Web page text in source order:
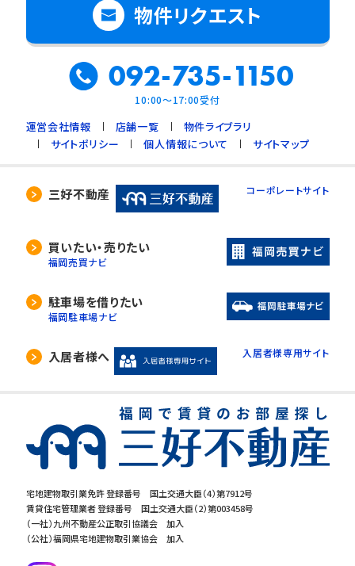
宅地建物取引業免許 登録番号 国土交通大臣（4）第7912号
賃貸住宅管理業者 登録番号 国土交通大臣（2）第003458号
（一社）九州不動産公正取引協議会 加入
（公社）福岡県宅地建物取引業協会 加入
物件リクエスト
092-735-1150
10:00～17:00受付
運営会社情報 店舗一覧
物件ライブラリ
サイトポリシー
個人情報について サイトマップ
三好不動産 コーポレートサイト
買いたい・売りたい
福岡売買ナビ
駐車場を借りたい
福岡駐車場ナビ
入居者様へ 入居者様専用サイト